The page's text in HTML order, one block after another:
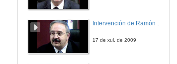
30 de set. de 2016
17 de xul. de 2009